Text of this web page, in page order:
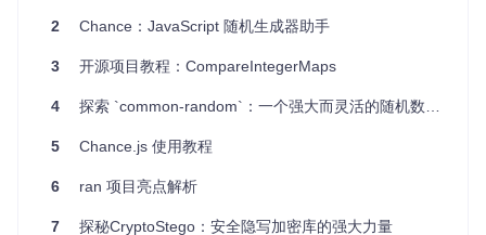
小巧精炼：源代码简洁，适合嵌入式和移动端应用。
：尽管设计为“微型”，但仍可根据特定需求进行
调整。
许可灵活 ：3-clause BSD License允许广泛使用和修改。
要查看完整的项目文档，只需要构建
。对于Visual Studio用户，还需要从Google Code下载
inttypes 。
2 Chance：JavaScript 随机生成器助手
3 开源项目教程：CompareIntegerMaps
4 探索 `common-random`：一个强大而灵活的随机数生成库
5 Chance.js 使用教程
6 ran 项目亮点解析
7 探秘CryptoStego：安全隐写加密库的强大力量